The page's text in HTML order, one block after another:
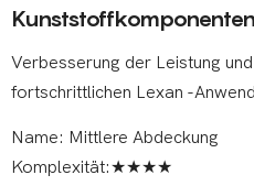
Kunststoffkomponenten
Verbesserung der Leistung
fortschrittlichen Lexan -
Name: Mittlere Abdeckung
Komplexität:★★★★